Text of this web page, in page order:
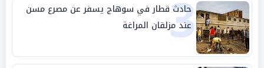
3
حادث قطار في سوهاج يسفر عن مصرع مسن
عند مزلقان المراغة